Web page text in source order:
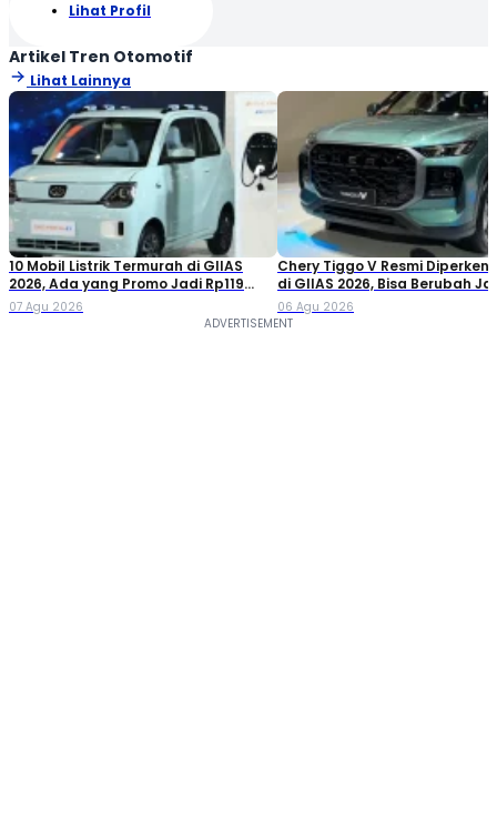
Lihat Profil
Artikel Tren Otomotif
Lihat Lainnya
10 Mobil Listrik Termurah di GIIAS
2026, Ada yang Promo Jadi Rp119
Jutaan!
07 Agu 2026
Chery Tiggo V Resmi
di GIIAS 2026, Bisa Berubah
Double Cabin
06 Agu 2026